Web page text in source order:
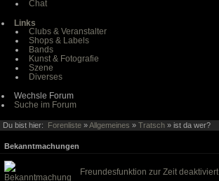
Chat
Links
Clubs & Veranstalter
Shops & Labels
Bands
Kunst & Fotografie
Szene
Diverses
Wechsle Forum
Suche im Forum
Du bist hier: Forenliste »Allgemeines » Tratsch » ist da wer?
Bekanntmachungen
Freundesfunktion zur Zeit deaktiviert